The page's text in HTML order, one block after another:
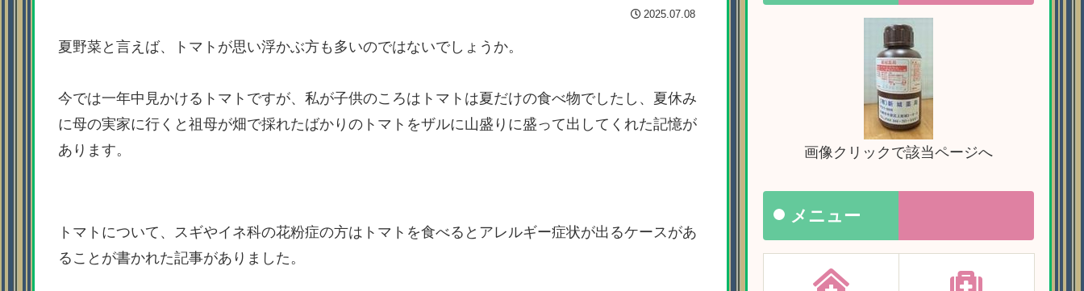
2025.07.08
夏野菜と言えば、トマトが思い浮かぶ方も多いのではないでしょうか。
今では一年中見かけるトマトですが、私が子供のころはトマトは夏だけの食べ物でしたし、夏休み
に母の実家に行くと祖母が畑で採れたばかりのトマトをザルに山盛りに盛って出してくれた記憶が
あります。
トマトについて、スギやイネ科の花粉症の方はトマトを食べるとアレルギー症状が出るケースがあ
ることが書かれた記事がありました。
画像クリックで該当ページへ
メニュー